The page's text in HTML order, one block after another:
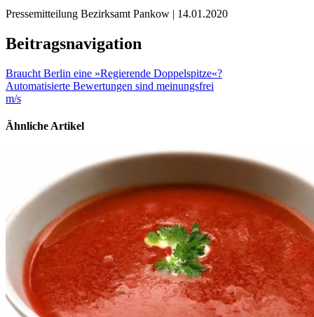
Pressemitteilung Bezirksamt Pankow | 14.01.2020
Beitragsnavigation
Braucht Berlin eine »Regierende Doppelspitze«?
Automatisierte Bewertungen sind meinungsfrei
m/s
Ähnliche Artikel